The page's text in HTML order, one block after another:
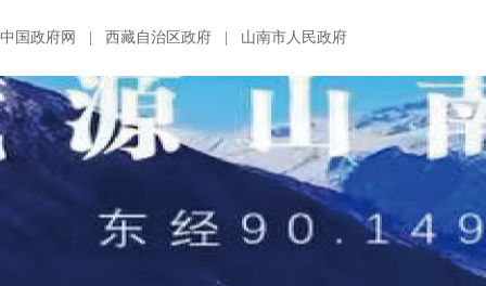
中国政府网 西藏自治区政府 山南市人民政府